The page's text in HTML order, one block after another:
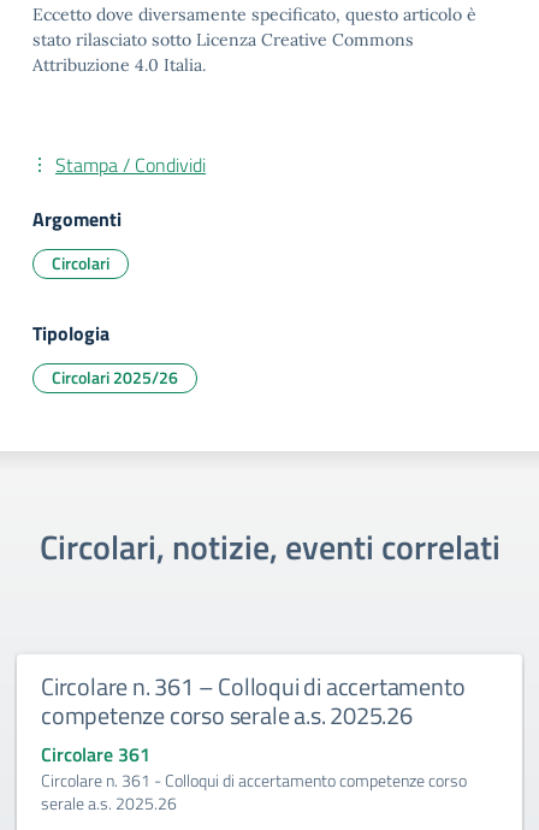
Eccetto dove diversamente specificato, questo articolo è
stato rilasciato sotto Licenza Creative Commons
Attribuzione 4.0 Italia.
Stampa / Condividi
Argomenti
Circolari
Tipologia
Circolari 2025/26
Circolari, notizie, eventi correlati
di accertamento
a.s. 2025.26
accertamento competenze corso
Circolare n. 360
2027
Esami integrativi A.S.2026-